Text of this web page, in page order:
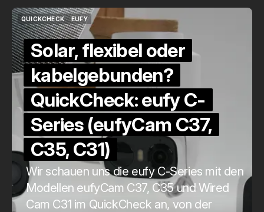
QUICKCHECK
QUICKCHECK
EUFY
EUFY
Solar, flexibel oder
kabelgebunden?
QuickCheck: eufy C-
Series (eufyCam C37,
C35, C31)
Wir schauen uns die eufy C-Series mit den
Modellen eufyCam C37, C35 und Wired
Cam C31 im QuickCheck an, von der